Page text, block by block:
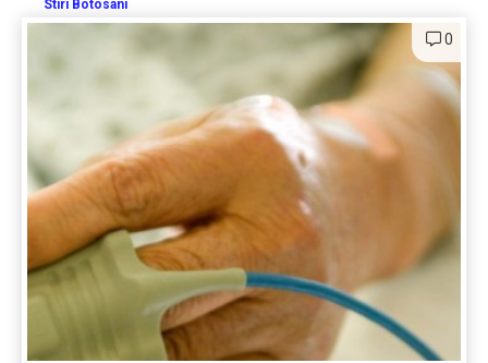
Stiri Botosani
0